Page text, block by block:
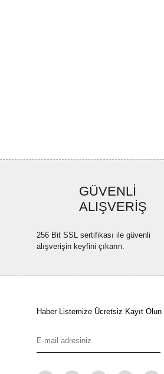
GÜVENLİ
ALIŞVERİŞ
256 Bit SSL sertifikası ile güvenli
alışverişin keyfini çıkarın.
Haber Listemize Ücretsiz Kayıt Olun